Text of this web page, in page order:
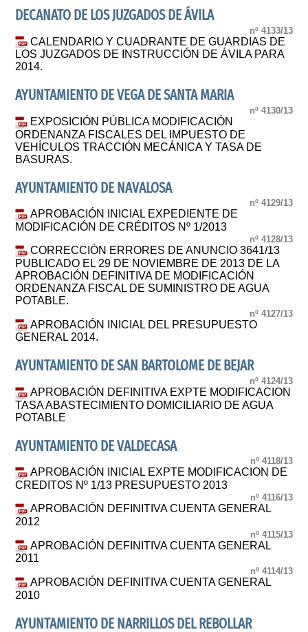
DECANATO DE LOS JUZGADOS DE ÁVILA
nº 4133/13
CALENDARIO Y CUADRANTE DE GUARDIAS DE
LOS JUZGADOS DE INSTRUCCIÓN DE ÁVILA PARA
2014.
AYUNTAMIENTO DE VEGA DE SANTA MARIA
nº 4130/13
EXPOSICIÓN PÚBLICA MODIFICACIÓN
ORDENANZA FISCALES DEL IMPUESTO DE
VEHÍCULOS TRACCIÓN MECÁNICA Y TASA DE
BASURAS.
AYUNTAMIENTO DE NAVALOSA
nº 4129/13
APROBACIÓN INICIAL EXPEDIENTE DE
MODIFICACIÓN DE CRÉDITOS Nº 1/2013
nº 4128/13
CORRECCIÓN ERRORES DE ANUNCIO 3641/13
PUBLICADO EL 29 DE NOVIEMBRE DE 2013 DE LA
APROBACIÓN DEFINITIVA DE MODIFICACIÓN
ORDENANZA FISCAL DE SUMINISTRO DE AGUA
POTABLE.
nº 4127/13
APROBACIÓN INICIAL DEL PRESUPUESTO
GENERAL 2014.
AYUNTAMIENTO DE SAN BARTOLOME DE BEJAR
nº 4124/13
APROBACIÓN DEFINITIVA EXPTE MODIFICACION
TASA ABASTECIMIENTO DOMICILIARIO DE AGUA
POTABLE
AYUNTAMIENTO DE VALDECASA
nº 4118/13
APROBACIÓN INICIAL EXPTE MODIFICACION DE
CREDITOS Nº 1/13 PRESUPUESTO 2013
nº 4116/13
APROBACIÓN DEFINITIVA CUENTA GENERAL
2012
nº 4115/13
APROBACIÓN DEFINITIVA CUENTA GENERAL
2011
nº 4114/13
APROBACIÓN DEFINITIVA CUENTA GENERAL
2010
AYUNTAMIENTO DE NARRILLOS DEL REBOLLAR